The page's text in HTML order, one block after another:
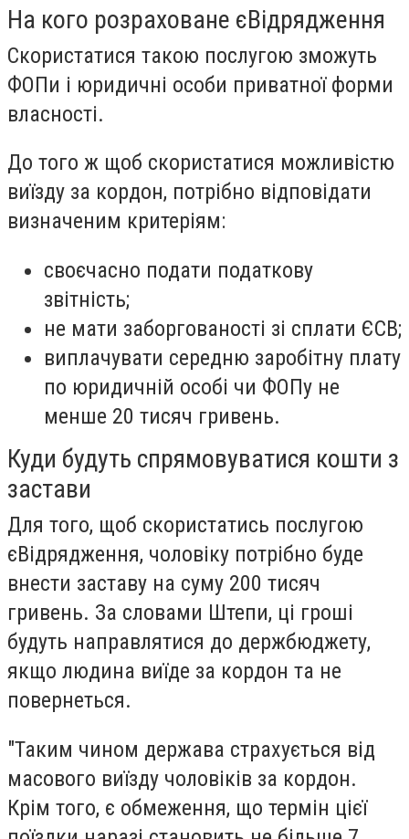
На кого розраховане єВідрядження
Скористатися такою послугою зможуть
ФОПи і юридичні особи приватної форми
власності.
До того ж щоб скористатися можливістю
виїзду за кордон, потрібно відповідати
визначеним критеріям:
своєчасно подати податкову
звітність;
не мати заборгованості зі сплати ЄСВ;
виплачувати середню заробітну плату
по юридичній особі чи ФОПу не
менше 20 тисяч гривень.
Куди будуть спрямовуватися кошти з
застави
Для того, щоб скористатись послугою
єВідрядження, чоловіку потрібно буде
внести заставу на суму 200 тисяч
гривень. За словами Штепи, ці гроші
будуть направлятися до держбюджету,
якщо людина виїде за кордон та не
повернеться.
"Таким чином держава страхується від
масового виїзду чоловіків за кордон.
Крім того, є обмеження, що термін цієї